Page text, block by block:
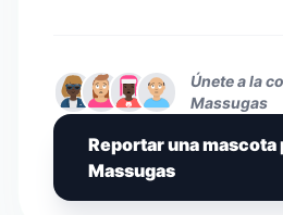
Únete a la
Massugas
Reportar una mascota
Massugas